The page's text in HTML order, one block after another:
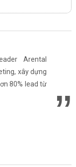
Arental
xây dựng
80% lead từ